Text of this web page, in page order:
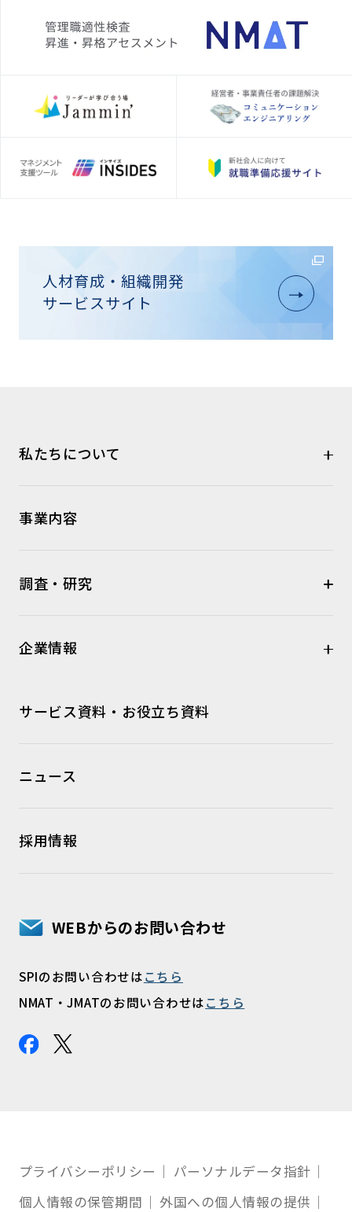
人材育成・組織開発
サービスサイト
私たちについて
事業内容
調査・研究
企業情報
サービス資料・お役立ち資料
ニュース
採用情報
WEBからのお問い合わせ
SPIのお問い合わせはこちら
NMAT・JMATのお問い合わせはこちら
プライバシーポリシー
パーソナルデータ指針
個人情報の保管期間
外国への個人情報の提供